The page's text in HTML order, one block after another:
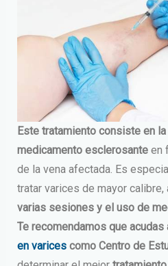
Este tratamiento consiste en
medicamento esclerosanteen
de la vena afectada. Es
tratar varices de mayor calibre,
varias sesiones y el uso de
Te recomendamos que acudas
en varicescomo Centro de